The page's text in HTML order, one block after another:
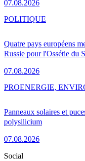
07.08.2026
Quatre pays européens
Russie pour l'Ossétie du
07.08.2026
POLITIQUE
Panneaux solaires et
polysilicium
07.08.2026
PROENERGIE,
Social